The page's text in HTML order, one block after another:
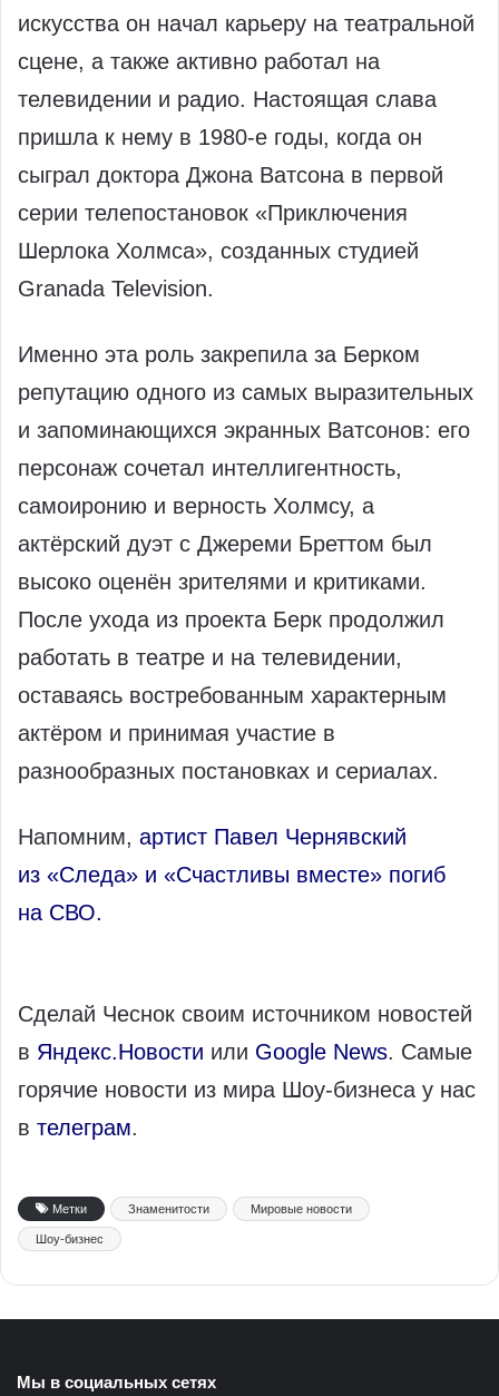
искусства он начал карьеру на театральной
сцене, а также активно работал на
телевидении и радио. Настоящая слава
пришла к нему в 1980‑е годы, когда он
сыграл доктора Джона Ватсона в первой
серии телепостановок «Приключения
Шерлока Холмса», созданных студией
Granada Television.
Именно эта роль закрепила за Берком
репутацию одного из самых выразительных
и запоминающихся экранных Ватсонов: его
персонаж сочетал интеллигентность,
самоиронию и верность Холмсу, а
актёрский дуэт с Джереми Бреттом был
высоко оценён зрителями и критиками.
После ухода из проекта Берк продолжил
работать в театре и на телевидении,
оставаясь востребованным характерным
актёром и принимая участие в
разнообразных постановках и сериалах.
Напомним, артист Павел Чернявский
из «Следа» и «Счастливы вместе» погиб
на СВО.
Сделай Чеснок своим источником новостей
в Яндекс.Новости или Google News. Самые
горячие новости из мира Шоу-бизнеса у нас
в телеграм.
Метки Знаменитости Мировые новости
Шоу-бизнес
Мы в социальных сетях